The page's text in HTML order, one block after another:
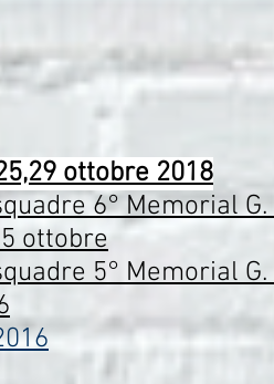
ottobre 2018
6° Memorial
ottobre
5° Memorial